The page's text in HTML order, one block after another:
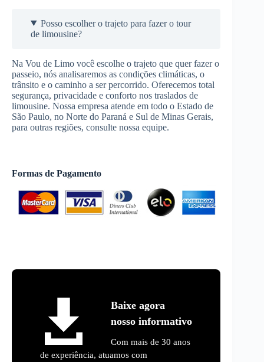
Posso escolher o trajeto para fazer o tour
de limousine?
Na Vou de Limo você escolhe o trajeto que quer fazer o
passeio, nós analisaremos as condições climáticas, o
trânsito e o caminho a ser percorrido. Oferecemos total
segurança, privacidade e conforto nos traslados de
limousine. Nossa empresa atende em todo o Estado de
São Paulo, no Norte do Paraná e Sul de Minas Gerais,
para outras regiões, consulte nossa equipe.
Formas de Pagamento
Baixe agora
nosso informativo
Com mais de 30 anos
de experiência, atuamos com